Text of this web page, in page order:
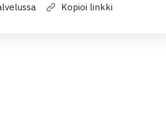
Kopioi linkki